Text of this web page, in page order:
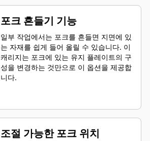
포크 흔들기 기능
일부 작업에서는 포크를 흔들면 지면에 있
는 자재를 쉽게 들어 올릴 수 있습니다. 이
캐리지는 포크에 있는 유지 플레이트의 구
성을 변경하는 것만으로 이 옵션을 제공합
니다.
조절 가능한 포크 위치